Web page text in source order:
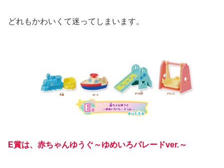
どれもかわいくて迷ってしまいます。
E賞は、赤ちゃんゆうぐ～ゆめいろパレードver.～